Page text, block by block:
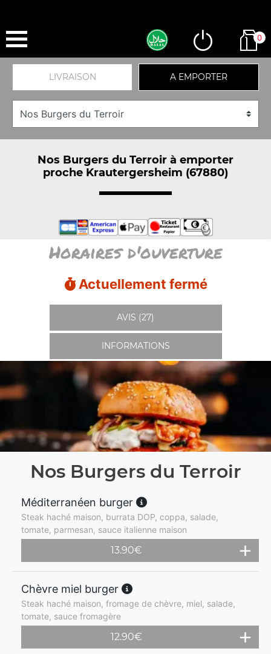
0
LIVRAISON A EMPORTER
Nos Burgers du Terroir à emporter
proche Krautergersheim (67880)
Horaires d'ouverture
Actuellement fermé
AVIS (27)
INFORMATIONS
Nos Burgers du Terroir
Méditerranéen burger
Steak haché maison, burrata DOP, coppa, salade,
tomate, parmesan, sauce italienne maison
13.90€
Chèvre miel burger
Steak haché maison, fromage de chèvre, miel, salade,
tomate, sauce fromagère
12.90€